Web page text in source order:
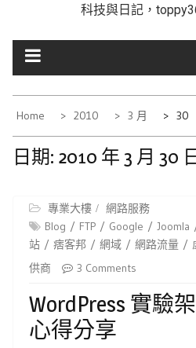
科技與日記，
Home 2010 3 月 30
日期: 2010 年 3 月 30
專業大樓
網路服務
Blog
FTP Google Joomla
站
痞客邦 網域 網路流量
供商
3 Comments
WordPress 實驗
心得分享